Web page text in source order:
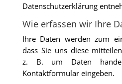
Datenschutzerklärung
Wie erfassen wir Ihre
Ihre Daten werden zum
dass Sie uns diese
z. B. um Daten
Kontaktformular eingeben.